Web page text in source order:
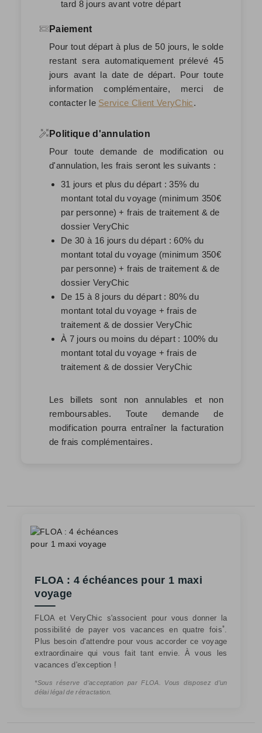
tard 8 jours avant votre départ
Paiement
Pour tout départ à plus de 50 jours, le solde
restant sera automatiquement prélevé45
jours avant la date de départ. Pour toute
information complémentaire, merci de
contacter le Service Client VeryChic.
Politique d'annulation
Pour toute demande de modification ou
d'annulation, les frais seront les suivants :
31 jours et plus du départ : 35% du
montant total du voyage (minimum 350€
par personne) + frais de traitement & de
dossier VeryChic
De 30 à 16 jours du départ : 60% du
montant total du voyage (minimum 350€
par personne) + frais de traitement & de
dossier VeryChic
De 15 à 8 jours du départ : 80% du
montant total du voyage + frais de
traitement & de dossier VeryChic
À 7 jours ou moins du départ : 100% du
montant total du voyage + frais de
traitement & de dossier VeryChic
Les billets sont non annulables et non
remboursables. Toute demande de
modification pourra entraîner la facturation
de frais complémentaires.
FLOA : 4 échéances pour 1 maxi
voyage
FLOA et VeryChic s'associent pour vous donner la
possibilité de payer vos vacances en quatre fois*
Plus besoin d'attendre pour vous accorder ce voyage
extraordinaire qui vous fait tant envie. À vous les
vacances d'exception !
*Sous réserve d’acceptation par FLOA. Vous disposez d’un
délai légal de rétractation.